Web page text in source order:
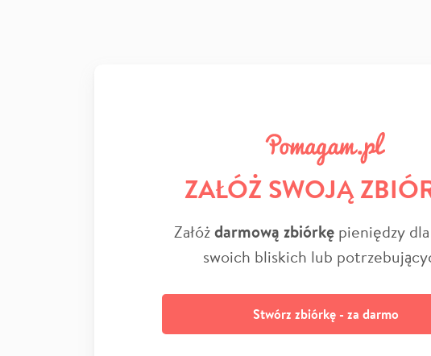
ZAŁÓŻ SWOJĄ
Załóżdarmową zbiórkępieniędzy
swoich bliskich lub
Stwórz zbiórkę - za darmo